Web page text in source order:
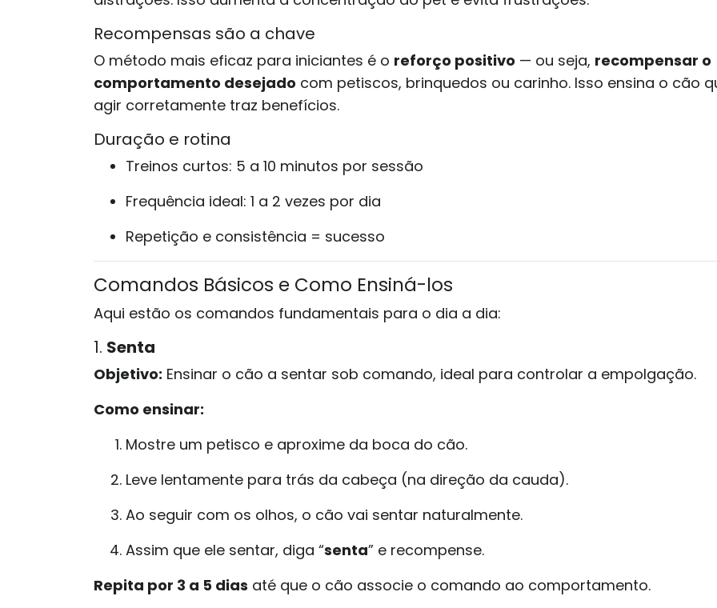
Recompensas são a chave
O método mais eficaz para iniciantes é o reforço positivo — ou seja, recompensar o
comportamento desejado com petiscos, brinquedos ou carinho. Isso ensina o cão
agir corretamente traz benefícios.
Duração e rotina
Treinos curtos: 5 a 10 minutos por sessão
Frequência ideal: 1 a 2 vezes por dia
Repetição e consistência = sucesso
Comandos Básicos e Como Ensiná-los
Aqui estão os comandos fundamentais para o dia a dia:
1. Senta
Objetivo: Ensinar o cão a sentar sob comando, ideal para controlar a empolgação.
Como ensinar:
Mostre um petisco e aproxime da boca do cão.
Leve lentamente para trás da cabeça (na direção da cauda).
Ao seguir com os olhos, o cão vai sentar naturalmente.
Assim que ele sentar, diga “senta” e recompense.
Repita por 3 a 5 dias até que o cão associe o comando ao comportamento.